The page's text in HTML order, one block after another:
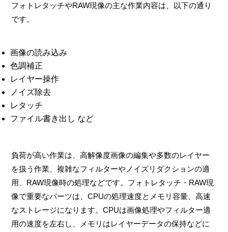
フォトレタッチやRAW現像の主な作業内容は、以下の通り
です。
画像の読み込み
色調補正
レイヤー操作
ノイズ除去
レタッチ
ファイル書き出し など
負荷が高い作業は、高解像度画像の編集や多数のレイヤー
を扱う作業、複雑なフィルターやノイズリダクションの適
用、RAW現像時の処理などです。フォトレタッチ・RAW現
像で重要なパーツは、CPUの処理速度とメモリ容量、高速
なストレージになります。CPUは画像処理やフィルター適
用の速度を左右し、メモリはレイヤーデータの保持などに